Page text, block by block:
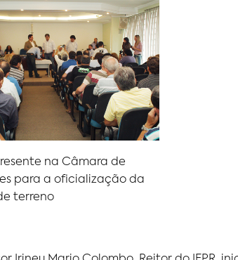
na Câmara de
para a oficialização da
terreno